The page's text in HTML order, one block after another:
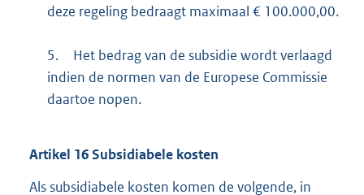
deze regeling bedraagt maximaal € 100.000,00.
5.
Het bedrag van de subsidie wordt verlaagd
indien de normen van de Europese Commissie
daartoe nopen.
Artikel 16Subsidiabele kosten
Als subsidiabele kosten komen de volgende, in